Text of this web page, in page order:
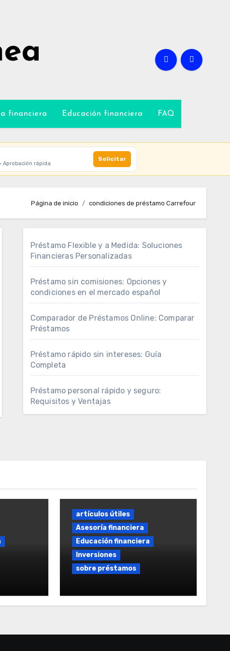
financiera Educación financiera FAQ
Aprobación rápida
Solicitar
Página de inicio condiciones de préstamo Carrefour
Préstamo Flexible y a Medida: Soluciones
Financieras Personalizadas
Préstamo sin comisiones: Opciones y
condiciones en el mercado español
Comparador de Préstamos Online: Comparar
Préstamos
Préstamo rápido sin intereses: Guía
Completa
Préstamo personal rápido y seguro:
Requisitos y Ventajas
artículos útiles
Asesoría financiera
Educación financiera
Inversiones
sobre préstamos
intereses: Guía Completa